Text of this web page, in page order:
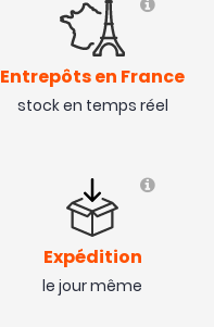
Entrepôts en France
stock en temps réel
Expédition
le jour même